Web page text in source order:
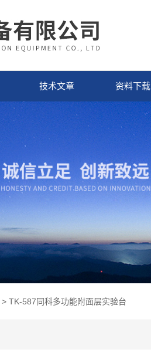
技术文章 资料下载
> TK-587同科多功能附面层实验台